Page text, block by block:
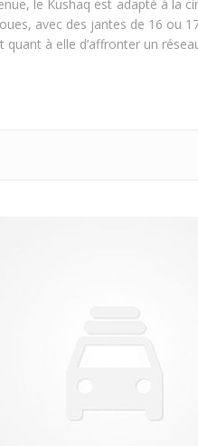
le Kushaq est adapté à la
avec des jantes de 16 ou
quant à elle d’affronter un